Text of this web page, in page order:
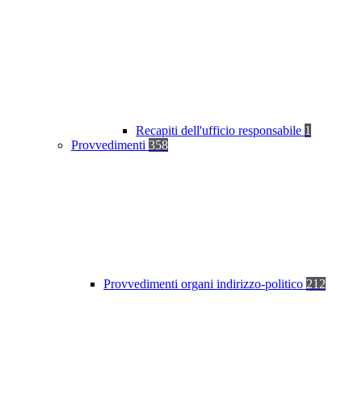
Recapiti dell'ufficio responsabile 1
Provvedimenti 358
Provvedimenti organi indirizzo-politico 212